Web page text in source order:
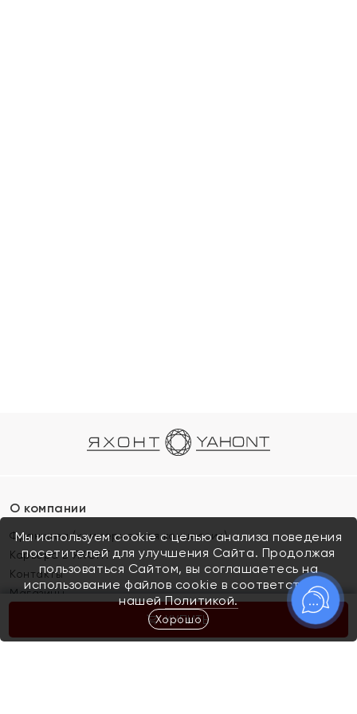
КУПИТЬ
О компании
Франшиза (коммерческая концессия)
Карьера в ЯХОНТ
Контакты
Магазины
Покупателям
Мы используем cookie с целью анализа поведения
посетителей для улучшения Сайта. Продолжая
пользоваться Сайтом, вы соглашаетесь на
использование файлов cookie в соответствии с
нашейПолитикой.
Хорошо